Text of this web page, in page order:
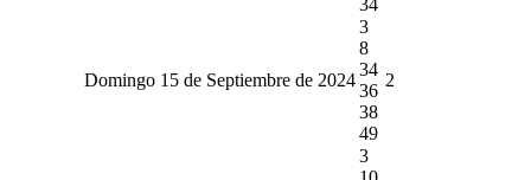
Domingo 15 de Septiembre de 2024
3
8
34
36
38
49
2
3